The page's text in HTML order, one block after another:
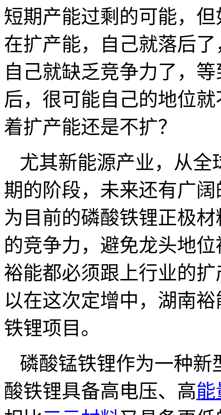
短期产能过剩的可能，
在扩产能，自己就落后
自己就缺乏竞争力了，
后，很可能自己的地位
着扩产能还是不扩？
尤其新能源产业，从
期的阶段，未来还有广
为目前的磷酸铁锂正极
的竞争力，避免龙头地
裕能都必须跟上行业的
以在这次定增中，湖南
铁锂项目。
磷酸锰铁锂作为一种新
酸铁锂具备高电压、高能